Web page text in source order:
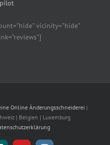
vicinity="hide"
Online Änderungsschneiderei |
| Belgien | Luxemburg